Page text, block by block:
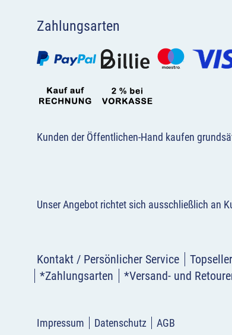
Zahlungsarten
Kunden der Öffentlichen-Hand kaufen
Unser Angebot richtet sich ausschließlich an
Kontakt / Persönlicher Service Topseller
*Zahlungsarten
*Versand- und
Impressum Datenschutz AGB